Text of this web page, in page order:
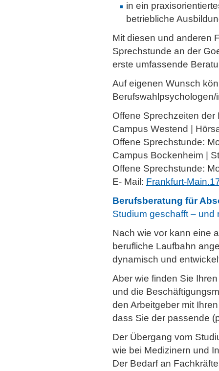
in ein
betriebliche
Mit diesen und anderen
Sprechstunde an der
erste umfassende
Auf eigenen Wunsch
Offene Sprechzeiten
Campus Westend |
Offene Sprechstunde:
Campus Bockenheim |
Offene Sprechstunde:
E- Mail: Frankfurt-
Berufsberatung für
Studium geschafft – und
Nach wie vor kann eine
berufliche Laufbahn
dynamisch und
Aber wie finden Sie
und die
den Arbeitgeber mit
dass Sie der passende
Der Übergang vom
wie bei Medizinern und
Der Bedarf an